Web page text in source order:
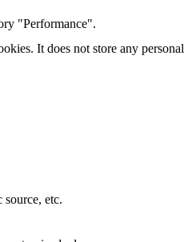
"Performance".
It does not store any personal
etc.